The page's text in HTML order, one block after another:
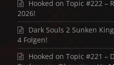
Hooked on Topic #222 –
2026!
Dark Souls 2 Sunken
4 Folgen!
Hooked on Topic #221 –